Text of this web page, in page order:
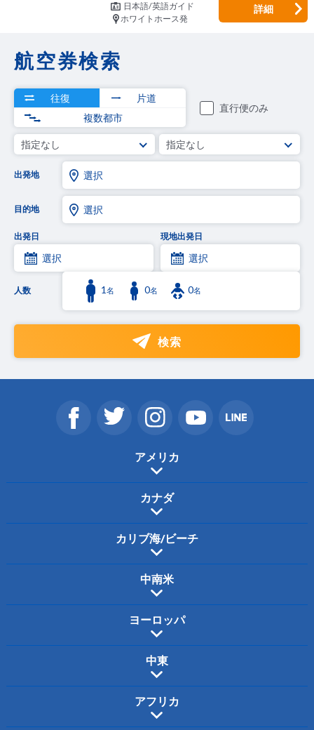
日本語/英語ガイド
ホワイトホース発
詳細
航空券検索
往復
片道
複数都市
直行便のみ
指定なし 指定なし
出発地 選択
目的地 選択
出発日
選択
現地出発日
選択
人数 1名 0名 0名
検索
アメリカ
カナダ
カリブ海/ビーチ
中南米
ヨーロッパ
中東
アフリカ